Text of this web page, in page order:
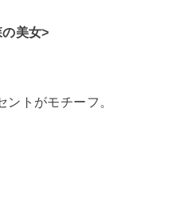
美女>
トがモチーフ。